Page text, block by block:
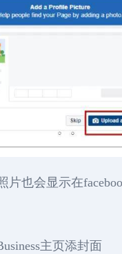
片也会显示在
主页添封面